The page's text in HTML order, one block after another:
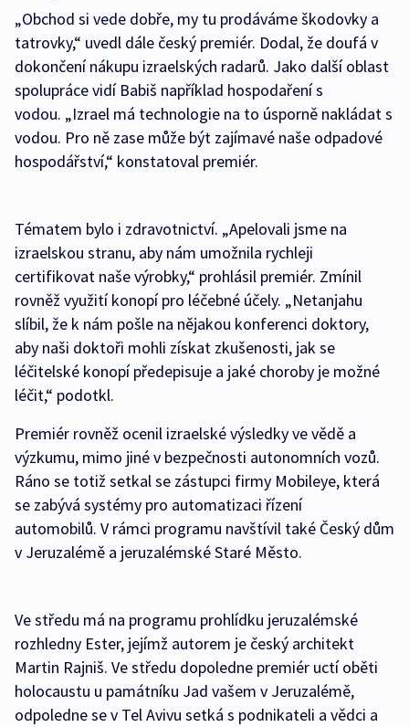
„Obchod si vede dobře, my tu prodáváme škodovky a
tatrovky,“ uvedl dále český premiér. Dodal, že doufá v
dokončení nákupu izraelských radarů. Jako další oblast
spolupráce vidí Babiš například hospodaření s
vodou. „Izrael má technologie na to úsporně nakládat s
vodou. Pro ně zase může být zajímavé naše odpadové
hospodářství,“ konstatoval premiér.
Tématem bylo i zdravotnictví. „Apelovali jsme na
izraelskou stranu, aby nám umožnila rychleji
certifikovat naše výrobky,“ prohlásil premiér. Zmínil
rovněž využití konopí pro léčebné účely. „Netanjahu
slíbil, že k nám pošle na nějakou konferenci doktory,
aby naši doktoři mohli získat zkušenosti, jak se
léčitelské konopí předepisuje a jaké choroby je možné
léčit,“ podotkl.
Premiér rovněž ocenil izraelské výsledky ve vědě a
výzkumu, mimo jiné v bezpečnosti autonomních vozů.
Ráno se totiž setkal se zástupci firmy Mobileye, která
se zabývá systémy pro automatizaci řízení
automobilů. V rámci programu navštívil také Český dům
v Jeruzalémě a jeruzalémské Staré Město.
Ve středu má na programu prohlídku jeruzalémské
rozhledny Ester, jejímž autorem je český architekt
Martin Rajniš. Ve středu dopoledne premiér uctí oběti
holocaustu u památníku Jad vašem v Jeruzalémě,
odpoledne se v Tel Avivu setká s podnikateli a vědci a